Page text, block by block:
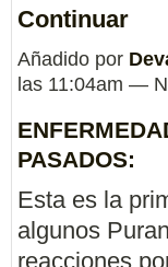
Continuar
Añadido por
las 11:04am —
PASADOS:
Esta es la
algunos
reacciones